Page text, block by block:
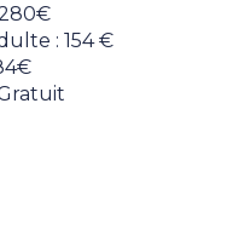
: 154 €